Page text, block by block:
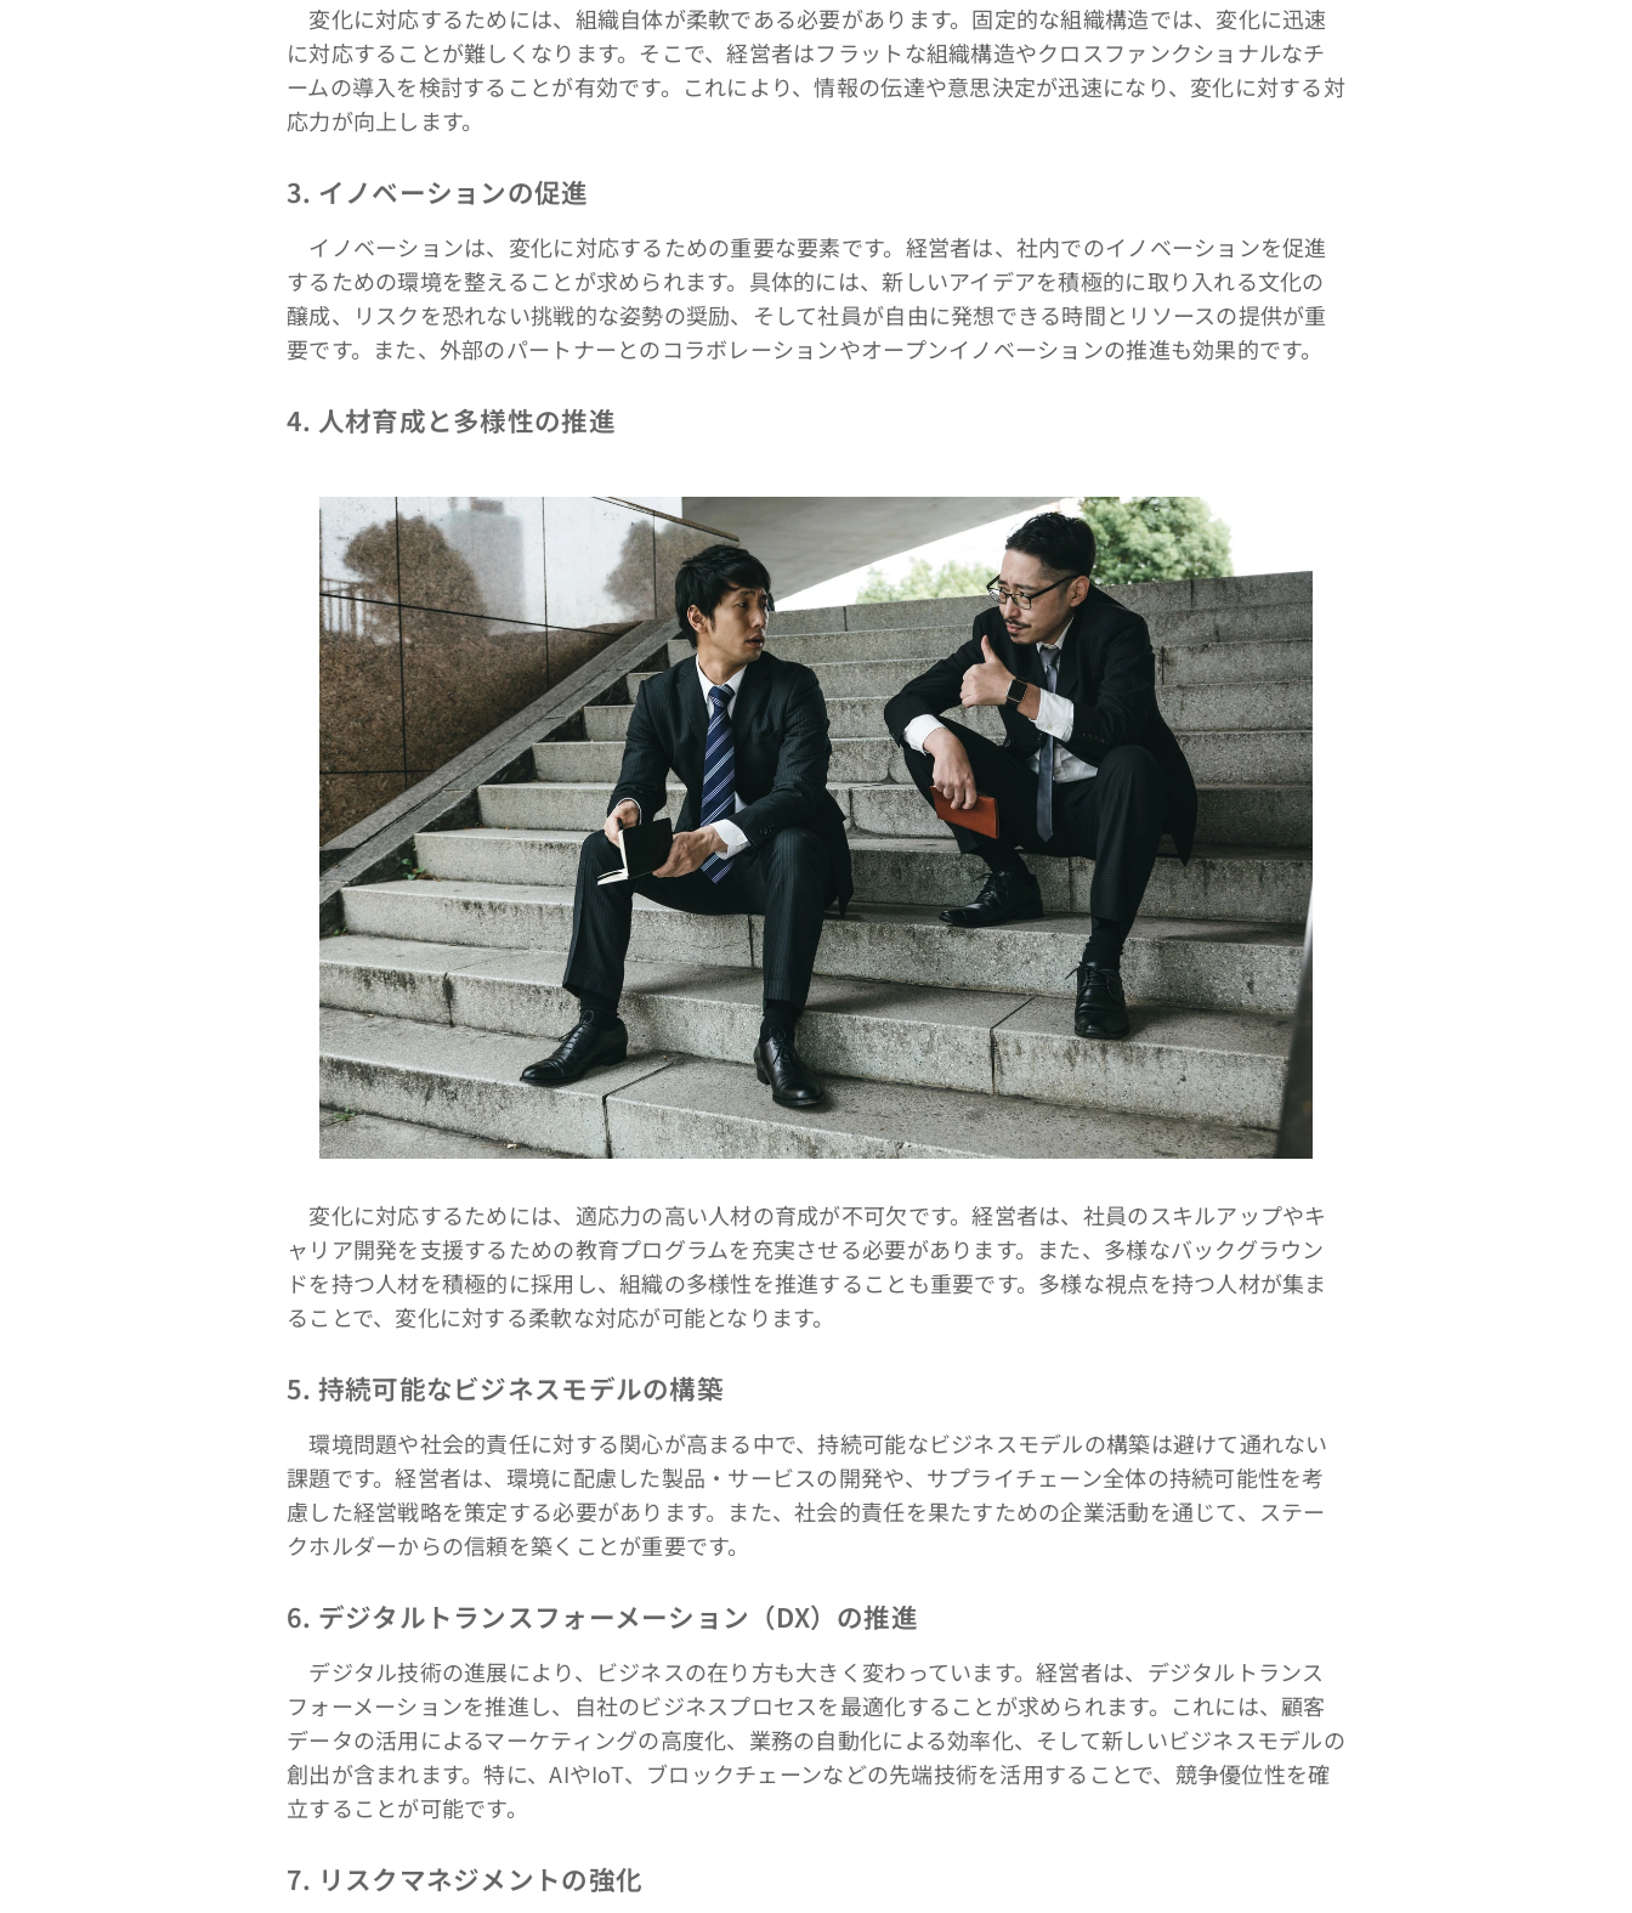
変化に対応するためには、組織自体が柔軟である必要があります。固定的な組織構造では、変化に迅速
に対応することが難しくなります。そこで、経営者はフラットな組織構造やクロスファンクショナルなチ
ームの導入を検討することが有効です。これにより、情報の伝達や意思決定が迅速になり、変化に対する対
応力が向上します。
3. イノベーションの促進
イノベーションは、変化に対応するための重要な要素です。経営者は、社内でのイノベーションを促進
するための環境を整えることが求められます。具体的には、新しいアイデアを積極的に取り入れる文化の
醸成、リスクを恐れない挑戦的な姿勢の奨励、そして社員が自由に発想できる時間とリソースの提供が重
要です。また、外部のパートナーとのコラボレーションやオープンイノベーションの推進も効果的です。
4. 人材育成と多様性の推進
変化に対応するためには、適応力の高い人材の育成が不可欠です。経営者は、社員のスキルアップやキ
ャリア開発を支援するための教育プログラムを充実させる必要があります。また、多様なバックグラウン
ドを持つ人材を積極的に採用し、組織の多様性を推進することも重要です。多様な視点を持つ人材が集ま
ることで、変化に対する柔軟な対応が可能となります。
5. 持続可能なビジネスモデルの構築
環境問題や社会的責任に対する関心が高まる中で、持続可能なビジネスモデルの構築は避けて通れない
課題です。経営者は、環境に配慮した製品・サービスの開発や、サプライチェーン全体の持続可能性を考
慮した経営戦略を策定する必要があります。また、社会的責任を果たすための企業活動を通じて、ステー
クホルダーからの信頼を築くことが重要です。
6. デジタルトランスフォーメーション（DX）の推進
デジタル技術の進展により、ビジネスの在り方も大きく変わっています。経営者は、デジタルトランス
フォーメーションを推進し、自社のビジネスプロセスを最適化することが求められます。これには、顧客
データの活用によるマーケティングの高度化、業務の自動化による効率化、そして新しいビジネスモデルの
創出が含まれます。特に、AIやIoT、ブロックチェーンなどの先端技術を活用することで、競争優位性を確
立することが可能です。
7. リスクマネジメントの強化